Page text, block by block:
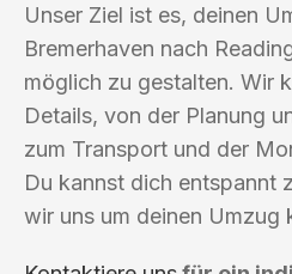
Unser Ziel ist es, deinen
Bremerhaven nach
möglich zu gestalten. Wir
Details, von der Planung
zum Transport und der
Du kannst dich entspannt
wir uns um deinen Umzug